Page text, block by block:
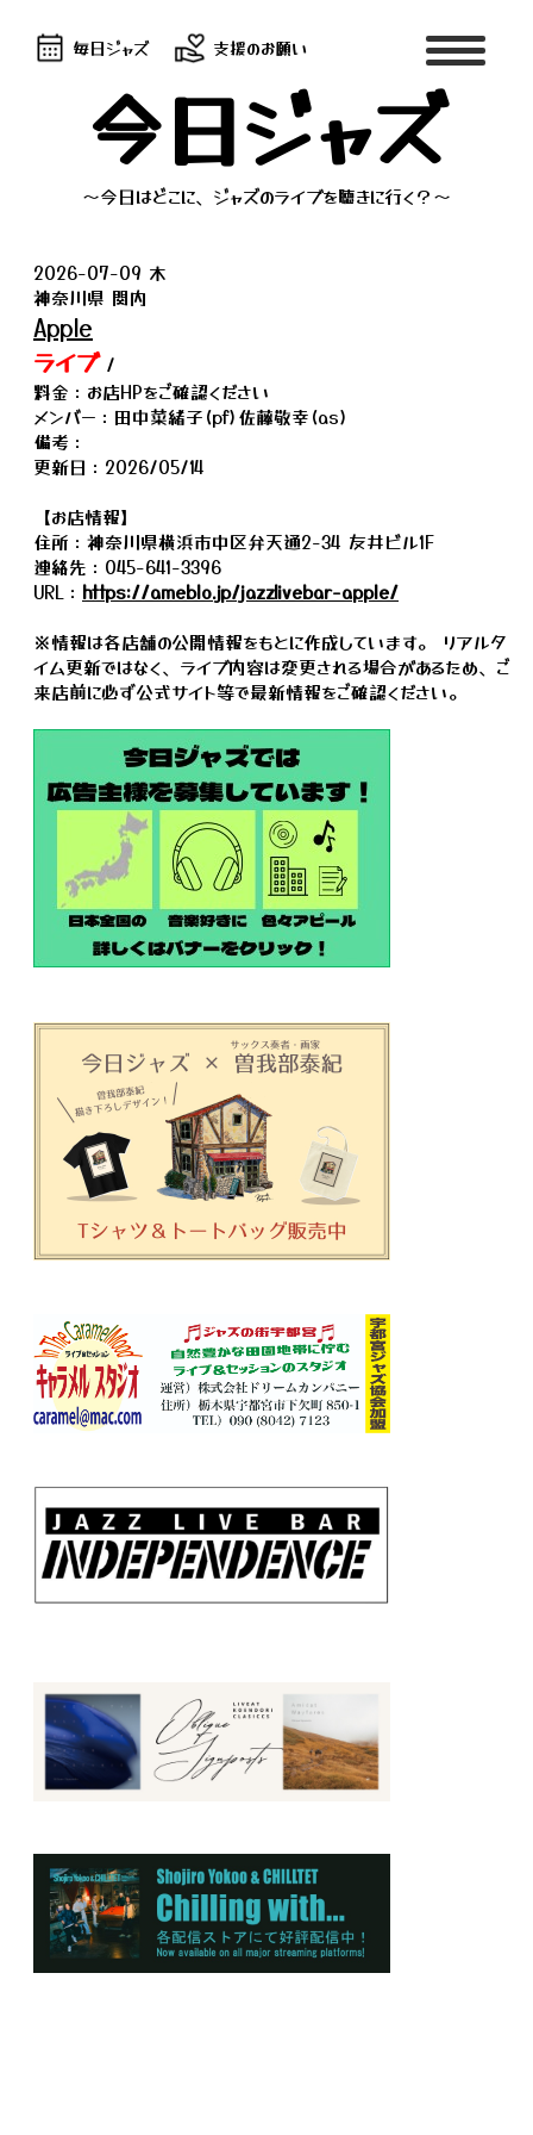
毎日ジャズ 支援のお願い
今日ジャズ
～今日はどこに、ジャズのライブを聴きに行く？～
2026-07-09 木
神奈川県 関内
Apple
ライブ/
料金：お店HPをご確認ください
メンバー：田中菜緒子(pf)佐藤敬幸(as)
備考：
更新日：2026/05/14
【お店情報】
住所：神奈川県横浜市中区弁天通2-34 友井ビル1F
連絡先：045-641-3396
URL： https://ameblo.jp/jazzlivebar-apple/
※情報は各店舗の公開情報をもとに作成しています。 リアルタ
イム更新ではなく、ライブ内容は変更される場合があるため、ご
来店前に必ず公式サイト等で最新情報をご確認ください。